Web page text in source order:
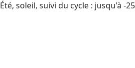
Été, soleil, suivi du cycle : jusqu'à -